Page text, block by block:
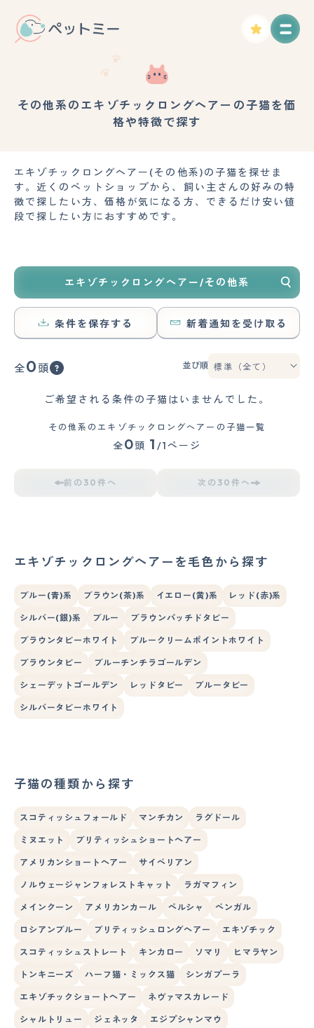
その他系のエキゾチックロングヘアーの子猫を価
格や特徴で探す
エキゾチックロングヘアー(その他系)の子猫を探せま
す。近くのペットショップから、飼い主さんの好みの特
徴で探したい方、価格が気になる方、できるだけ安い値
段で探したい方におすすめです。
エキゾチックロングヘアー/その他系
条件を保存する 新着通知を受け取る
全0 頭 並び順
ご希望される条件の子猫はいませんでした。
その他系のエキゾチックロングヘアーの子猫一覧
全0頭 1 /1ページ
前の30件へ 次の30件へ
エキゾチックロングヘアーを毛色から探す
ブルー(青)系 ブラウン(茶)系 イエロー(黄)系 レッド(赤)系
シルバー(銀)系 ブルー ブラウンパッチドタビー
ブラウンタビーホワイト ブルークリームポイントホワイト
ブラウンタビー ブルーチンチラゴールデン
シェーデットゴールデン レッドタビー ブルータビー
シルバータビーホワイト
子猫の種類から探す
スコティッシュフォールド マンチカン ラグドール
ミヌエット ブリティッシュショートヘアー
アメリカンショートヘアー サイベリアン
ノルウェージャンフォレストキャット ラガマフィン
メインクーン アメリカンカール ペルシャ ベンガル
ロシアンブルー ブリティッシュロングヘアー エキゾチック
スコティッシュストレート キンカロー ソマリ ヒマラヤン
トンキニーズ ハーフ猫・ミックス猫 シンガプーラ
エキゾチックショートヘアー ネヴァマスカレード
シャルトリュー ジェネッタ エジプシャンマウ